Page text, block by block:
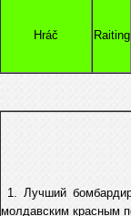
Hráč Raiting
1. Лучший
молдавским красным